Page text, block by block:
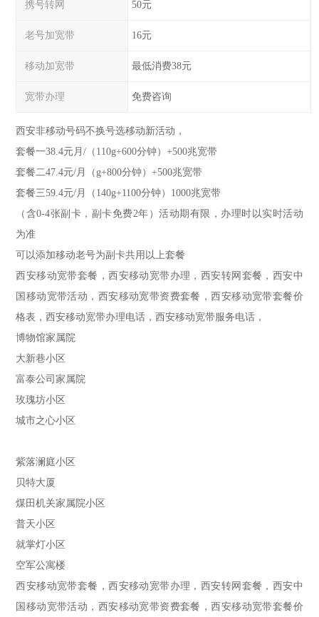
携号转网 50元
老号加宽带 16元
移动加宽带 最低消费38元
宽带办理 免费咨询
西安非移动号码不换号选移动新活动，
套餐一38.4元月/（110g+600分钟）+500兆宽带
套餐二47.4元/月（g+800分钟）+500兆宽带
套餐三59.4元/月（140g+1100分钟）1000兆宽带
（含0-4张副卡，副卡免费2年）活动期有限，办理时以实时活动
为准
可以添加移动老号为副卡共用以上套餐
西安移动宽带套餐，西安移动宽带办理，西安转网套餐，西安中
国移动宽带活动，西安移动宽带资费套餐，西安移动宽带套餐价
格表，西安移动宽带办理电话，西安移动宽带服务电话，
博物馆家属院
大新巷小区
富泰公司家属院
玫瑰坊小区
城市之心小区
紫落澜庭小区
贝特大厦
煤田机关家属院小区
普天小区
就掌灯小区
空军公寓楼
西安移动宽带套餐，西安移动宽带办理，西安转网套餐，西安中
国移动宽带活动，西安移动宽带资费套餐，西安移动宽带套餐价